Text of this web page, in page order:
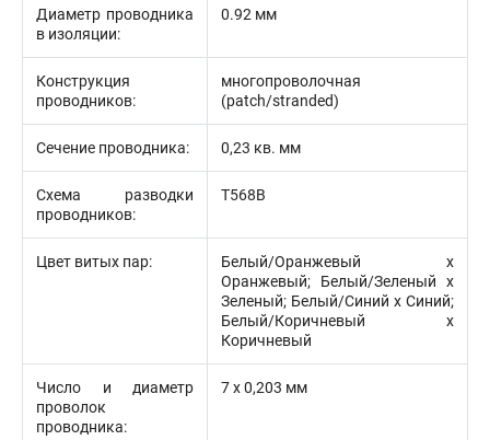
Диаметр проводника
в изоляции:
0.92 мм
Конструкция
проводников:
многопроволочная
(patch/stranded)
Сечение проводника: 0,23 кв. мм
Схема разводки
проводников:
T568B
Цвет витых пар:
Белый/Оранжевый х
Оранжевый; Белый/Зеленый х
Зеленый; Белый/Синий х Синий;
Белый/Коричневый х
Коричневый
Число и диаметр
проволок
проводника:
7 х 0,203 мм